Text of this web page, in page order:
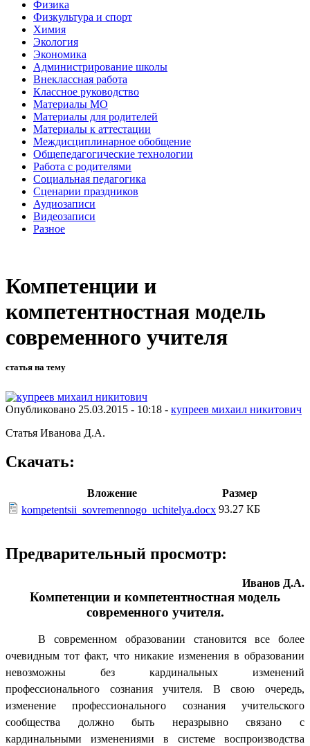
Физика
Физкультура и спорт
Химия
Экология
Экономика
Администрирование школы
Внеклассная работа
Классное руководство
Материалы МО
Материалы для родителей
Материалы к аттестации
Междисциплинарное обобщение
Общепедагогические технологии
Работа с родителями
Социальная педагогика
Сценарии праздников
Аудиозаписи
Видеозаписи
Разное
Компетенции и
компетентностная модель
современного учителя
статья на тему
Опубликовано 25.03.2015 - 10:18 - купреев михаил никитович
Статья Иванова Д.А.
Скачать:
Вложение
Размер
kompetentsii_sovremennogo_uchitelya.docx 93.27 КБ
Предварительный просмотр:
Иванов Д.А.
Компетенции и компетентностная модель
современного учителя.
В современном образовании становится все более
очевидным тот факт, что никакие изменения в образовании
невозможны без кардинальных изменений
профессионального сознания учителя. В свою очередь,
изменение профессионального сознания учительского
сообщества должно быть неразрывно связано с
кардинальными изменениями в системе воспроизводства